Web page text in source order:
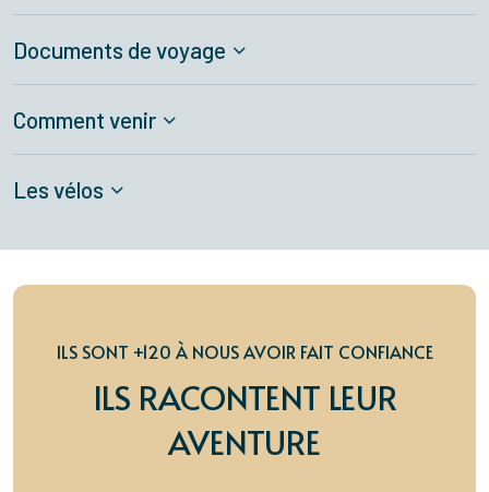
Documents de voyage
Comment venir
Les vélos
ILS SONT +120 À NOUS AVOIR FAIT CONFIANCE
ILS RACONTENT LEUR
AVENTURE